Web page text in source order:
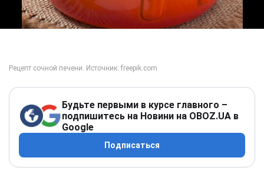
Будьте первыми в курсе главного –
подпишитесь на Новини на OBOZ.UA в
Google
Подписаться